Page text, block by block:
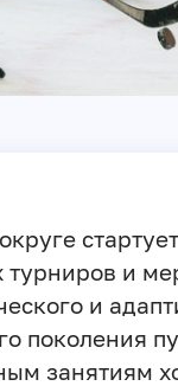
и
и
поколения
занятиям